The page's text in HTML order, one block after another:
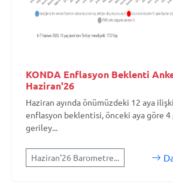
KONDA Enflasyon Beklenti
Haziran'26
Haziran ayında önümüzdeki 12 aya
enflasyon beklentisi, önceki aya göre 4
geriley...
Haziran'26 Barometre...